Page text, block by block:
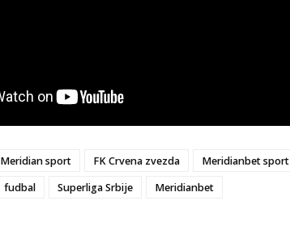
Meridian sport FK Crvena zvezda Meridianbet sport
fudbal Superliga Srbije Meridianbet